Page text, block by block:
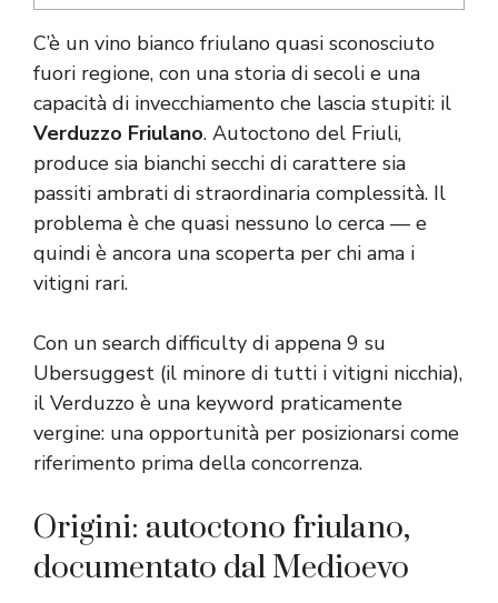
C’è un vino bianco friulano quasi sconosciuto
fuori regione, con una storia di secoli e una
capacità di invecchiamento che lascia stupiti: il
Verduzzo Friulano. Autoctono del Friuli,
produce sia bianchi secchi di carattere sia
passiti ambrati di straordinaria complessità. Il
problema è che quasi nessuno lo cerca — e
quindi è ancora una scoperta per chi ama i
vitigni rari.
Con un search difficulty di appena 9 su
Ubersuggest (il minore di tutti i vitigni nicchia),
il Verduzzo è una keyword praticamente
vergine: una opportunità per posizionarsi come
riferimento prima della concorrenza.
Origini: autoctono friulano,
documentato dal Medioevo